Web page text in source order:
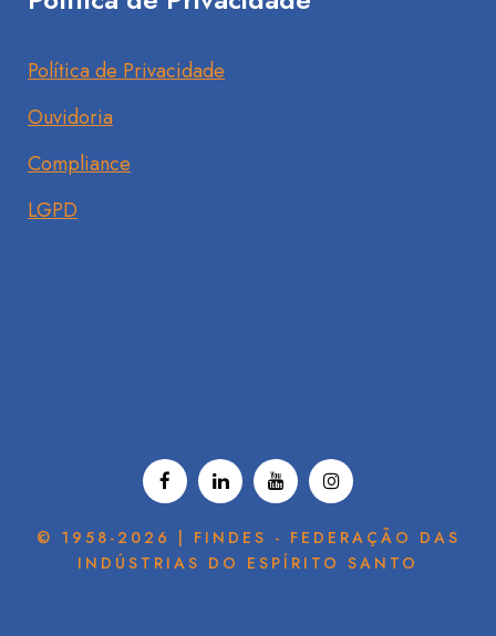
Política de Privacidade
Ouvidoria
Compliance
LGPD
© 1958-2026 | FINDES - FEDERAÇÃO DAS
INDÚSTRIAS DO ESPÍRITO SANTO